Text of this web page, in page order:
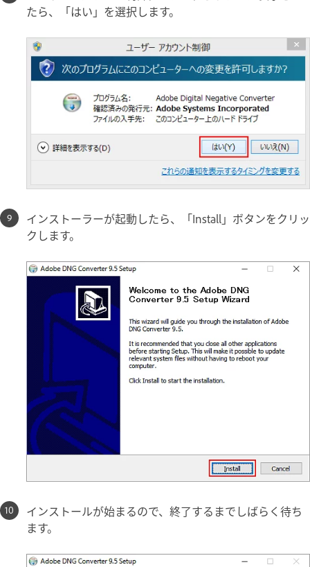
たら、「はい」を選択します。
インストーラーが起動したら、「Install」ボタンをクリッ
クします。
インストールが始まるので、終了するまでしばらく待ち
ます。